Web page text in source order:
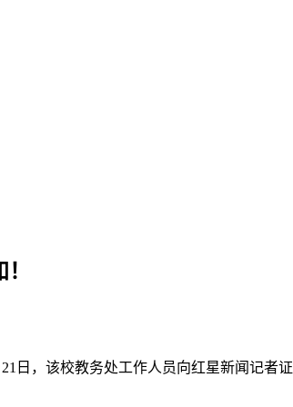
日，该校教务处工作人员向红星新闻记者